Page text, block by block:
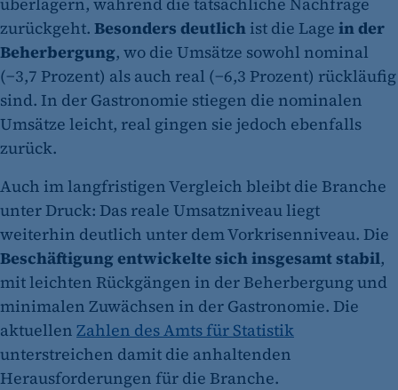
zurückgeht. Besonders deutlich ist die Lage in der
Beherbergung, wo die Umsätze sowohl nominal
(−3,7 Prozent) als auch real (−6,3 Prozent) rückläufig
sind. In der Gastronomie stiegen die nominalen
Umsätze leicht, real gingen sie jedoch ebenfalls
zurück.
Auch im langfristigen Vergleich bleibt die Branche
unter Druck: Das reale Umsatzniveau liegt
weiterhin deutlich unter dem Vorkrisenniveau. Die
Beschäftigung entwickelte sich insgesamt stabil,
mit leichten Rückgängen in der Beherbergung und
minimalen Zuwächsen in der Gastronomie. Die
aktuellen Zahlen des Amts für Statistik
unterstreichen damit die anhaltenden
Herausforderungen für die Branche.